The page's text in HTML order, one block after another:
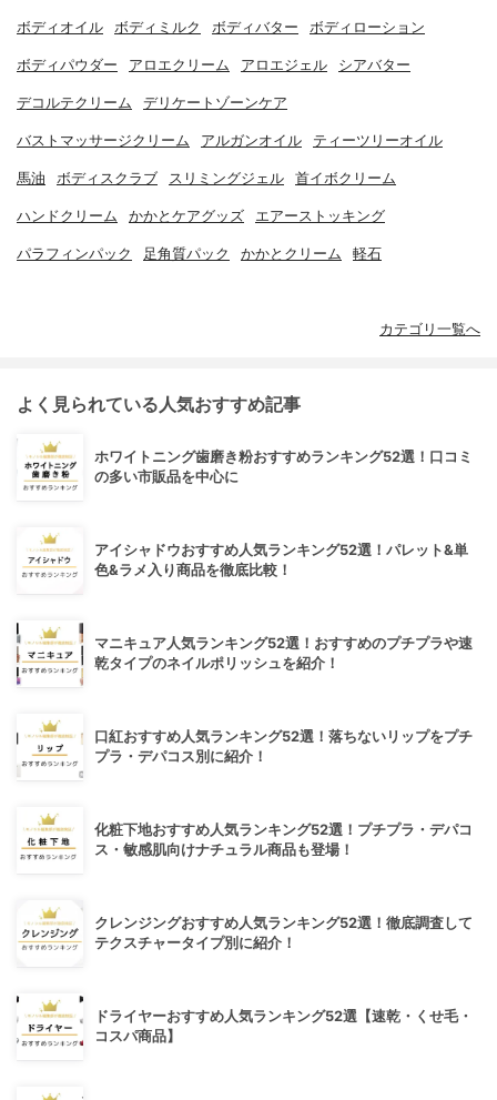
ボディオイル ボディミルク ボディバター ボディローション
ボディパウダー アロエクリーム アロエジェル シアバター
デコルテクリーム デリケートゾーンケア
バストマッサージクリーム アルガンオイル ティーツリーオイル
馬油 ボディスクラブ スリミングジェル 首イボクリーム
ハンドクリーム かかとケアグッズ エアーストッキング
パラフィンパック 足角質パック かかとクリーム 軽石
カテゴリ一覧へ
よく見られている人気おすすめ記事
ホワイトニング歯磨き粉おすすめランキング52選！口コミ
の多い市販品を中心に
アイシャドウおすすめ人気ランキング52選！パレット&単
色&ラメ入り商品を徹底比較！
マニキュア人気ランキング52選！おすすめのプチプラや速
乾タイプのネイルポリッシュを紹介！
口紅おすすめ人気ランキング52選！落ちないリップをプチ
プラ・デパコス別に紹介！
化粧下地おすすめ人気ランキング52選！プチプラ・デパコ
ス・敏感肌向けナチュラル商品も登場！
クレンジングおすすめ人気ランキング52選！徹底調査して
テクスチャータイプ別に紹介！
ドライヤーおすすめ人気ランキング52選【速乾・くせ毛・
コスパ商品】